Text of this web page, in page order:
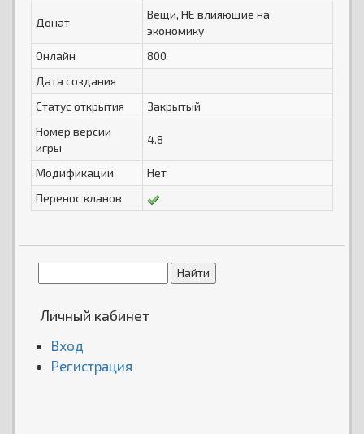
Донат
Вещи, НЕ влияющие на
экономику
Онлайн
800
Дата создания
Статус открытия
Закрытый
Номер версии
игры
4.8
Модификации
Нет
Перенос кланов
Личный кабинет
Вход
Регистрация